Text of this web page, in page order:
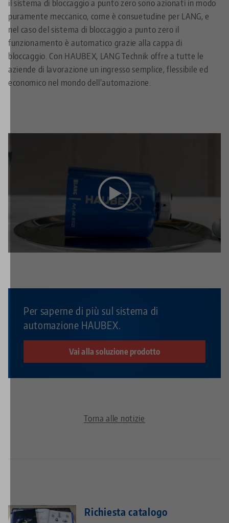
il sistema di bloccaggio a punto zero sono azionati in modo
puramente meccanico, come è consuetudine per LANG, e
nel caso del sistema di bloccaggio a punto zero il
funzionamento è automatico grazie alla cappa di
bloccaggio. Con HAUBEX, LANG Technik offre a tutte le
aziende di lavorazione un ingresso semplice, flessibile ed
economico nel mondo dell'automazione.
Questo video è ospitato su YouTube. Per vedere il
video, accettare i cookie multimediali nella sezione
impostazioni sulla privacy
Per saperne di più sul sistema di
automazione HAUBEX.
Vai alla soluzione prodotto
Torna alle notizie
Richiesta catalogo